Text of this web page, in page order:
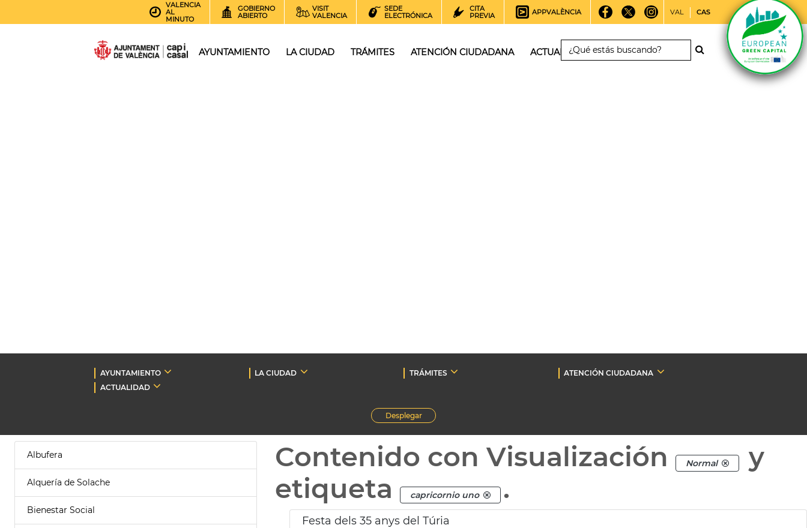
VALENCIA
AL
MINUTO
GOBIERNO
ABIERTO
VISIT
VALENCIA
SEDE
ELECTRÓNICA
CITA
PREVIA
APPVALÈNCIA VAL CAS
AYUNTAMIENTO LA CIUDAD TRÁMITES ATENCIÓN CIUDADANA ACTUALIDAD
AYUNTAMIENTO LA CIUDAD TRÁMITES
ATENCIÓN CIUDADANA
ACTUALIDAD
Desplegar
Albufera
Alquería de Solache
Bienestar Social
Contenido con Visualización Normal
y
etiqueta
capricornio uno .
Festa dels 35 anys del Túria